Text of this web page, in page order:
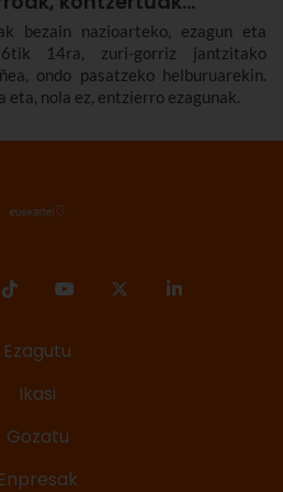
bezain nazioarteko, ezagun eta
14ra, zuri-gorriz jantzitako
ondo pasatzeko helburuarekin.
eta, nola ez, entzierro ezagunak.
Ezagutu
Ikasi
Gozatu
Enpresak